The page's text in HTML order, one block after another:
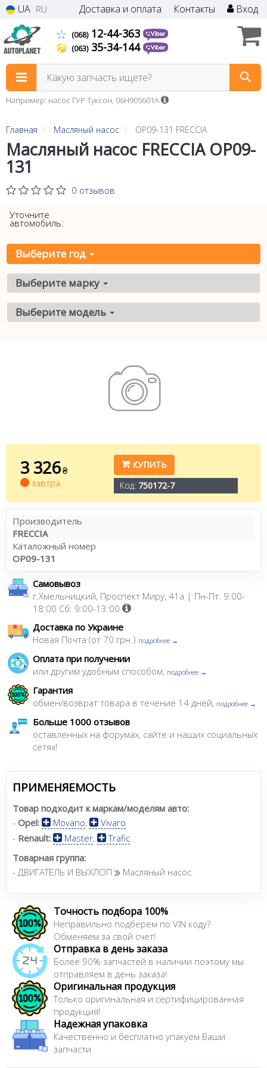
UA RU Доставка и оплата Контакты Вход
(068)12-44-363
(063)35-34-144
Какую запчасть ищете?
Например: насос ГУР Туксон, 06H905601A
Главная Масляный насос OP09-131 FRECCIA
Масляный насос FRECCIA OP09-
131
0 отзывов
Уточните
автомобиль:
Выберите год
Выберите марку
Выберите модель
3 326 ₴
завтра
КУПИТЬ
Код: 750172-7
Производитель
FRECCIA
Каталожный номер
OP09-131
Самовывоз
г.Хмельницкий, Проспект Миру, 41а | Пн-Пт: 9:00-
18:00 Сб: 9:00-13:00
Доставка по Украине
Новая Почта (от 70 грн.) подробнее →
Оплата при получении
или другим удобным способом, подробнее →
Гарантия
обмен/возврат товара в течение 14 дней, подробнее →
Больше 1000 отзывов
оставленных на форумах, сайте и наших социальных
сетях!
ПРИМЕНЯЕМОСТЬ
Товар подходит к маркам/моделям авто:
- Opel: Movano,
Vivaro
- Renault: Master,
Trafic
Товарная группа:
- ДВИГАТЕЛЬ И ВЫХЛОП
Масляный насос
Точность подбора 100%
Неправильно подберем по VIN коду?
Обменяем за свой счет!
Отправка в день заказа
Более 90% запчастей в наличии поэтому мы
отправляем в день заказа!
Оригинальная продукция
Только оригинальная и сертифицированная
продукция!
Надежная упаковка
Качественно и бесплатно упакуем Ваши
запчасти